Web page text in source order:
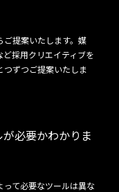
ご提案いたします。媒
採用クリエイティブを
ずつご提案いたしま
必要かわかりま
て必要なツールは異な